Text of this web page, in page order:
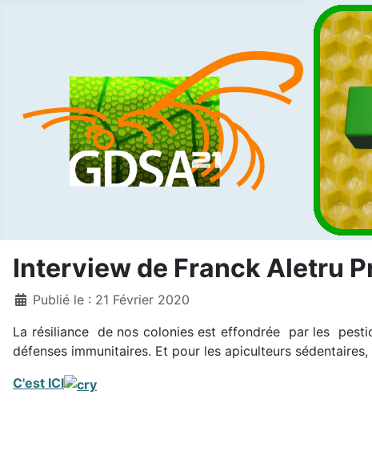
Interview de Franck Aletru
DétailsPublié le : 21 Février 2020
La résiliance de nos colonies est effondrée par les
défenses immunitaires. Et pour les apiculteurs
C'est ICI